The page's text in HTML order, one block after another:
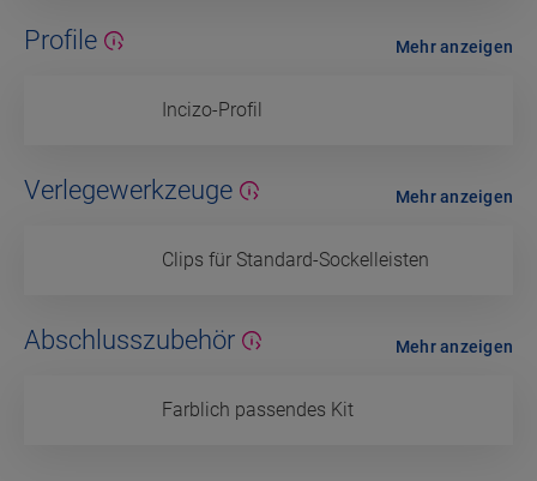
Profile
Incizo-Profil
Mehr anzeigen
Verlegewerkzeuge
Clips für Standard-Sockelleisten
Mehr anzeigen
Abschlusszubehör
Farblich passendes Kit
Mehr anzeigen